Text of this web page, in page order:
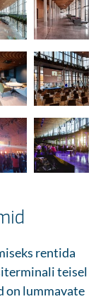
rentida
teisel
on lummavate